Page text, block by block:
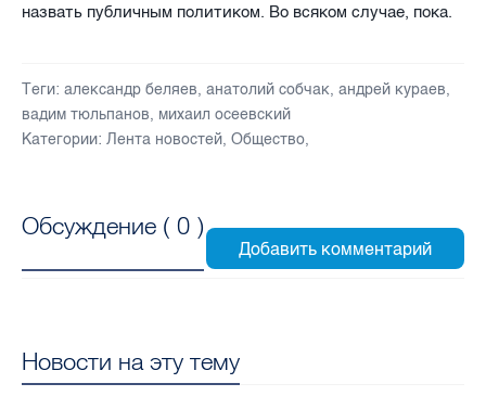
назвать публичным политиком. Во всяком случае, пока.
Теги: александр беляев, анатолий собчак, андрей кураев,
вадим тюльпанов, михаил осеевский
Категории: Лента новостей, Общество,
Обсуждение ( 0 )
Новости на эту тему